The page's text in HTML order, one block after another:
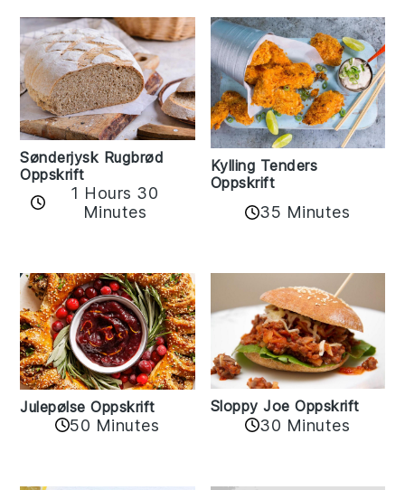
Sønderjysk Rugbrød
Oppskrift
1 Hours 30
Minutes
Kylling Tenders
Oppskrift
35 Minutes
Julepølse Oppskrift
50 Minutes
Sloppy Joe Oppskrift
30 Minutes